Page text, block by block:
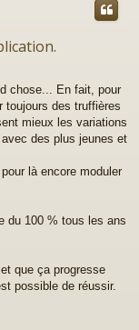
chose... En fait, pour
toujours des truffières
mieux les variations
des plus jeunes et
là encore moduler
du 100 % tous les ans
que ça progresse
possible de réussir.